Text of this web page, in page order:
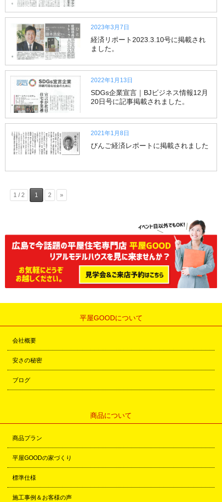
2023年3月7日
経済リポート2023.3.10号に掲載され
ました。
2022年1月13日
SDGs企業宣言｜BJビジネス情報12月
20日号に記事掲載されました。
2021年1月8日
びんご経済レポートに掲載されました
1 / 2 1 2 »
平屋GOODについて
会社概要
安さの秘密
ブログ
商品について
商品プラン
平屋GOODの家づくり
標準仕様
施工事例＆お客様の声